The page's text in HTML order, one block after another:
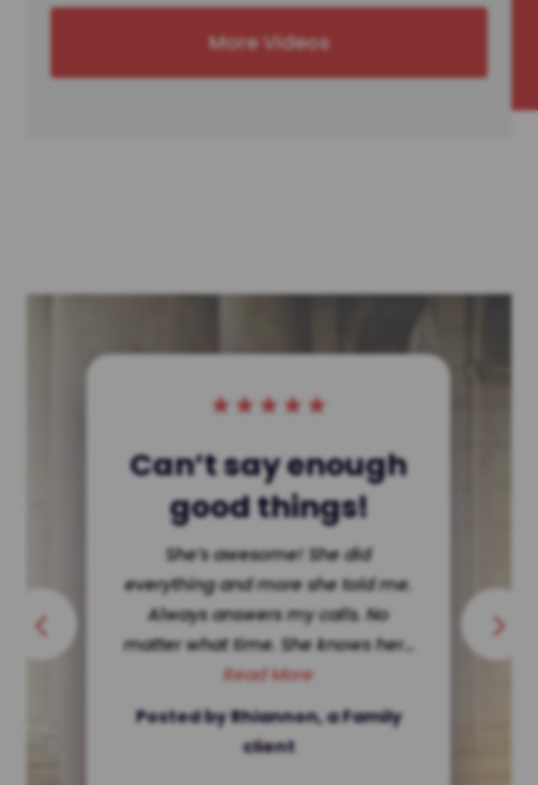
More Videos
★★★★★
Single Dad Wins!
She dissected my ex making her
look terrible in court. Hard for a
single father to get custody ? Not
in Texas. She’s ethically...
Read More
Posted by a client